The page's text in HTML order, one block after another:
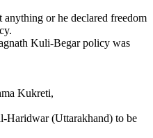
or he declared freedom
Kuli-Begar policy was
Kukreti,
Haridwar (Uttarakhand) to be